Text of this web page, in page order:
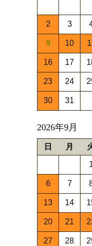
2 3
9 10
16 17
23 24
30 31
2026年9月
日 月
6 7
13 14
20 21
27 28